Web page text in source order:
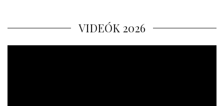
VIDEÓK 2026